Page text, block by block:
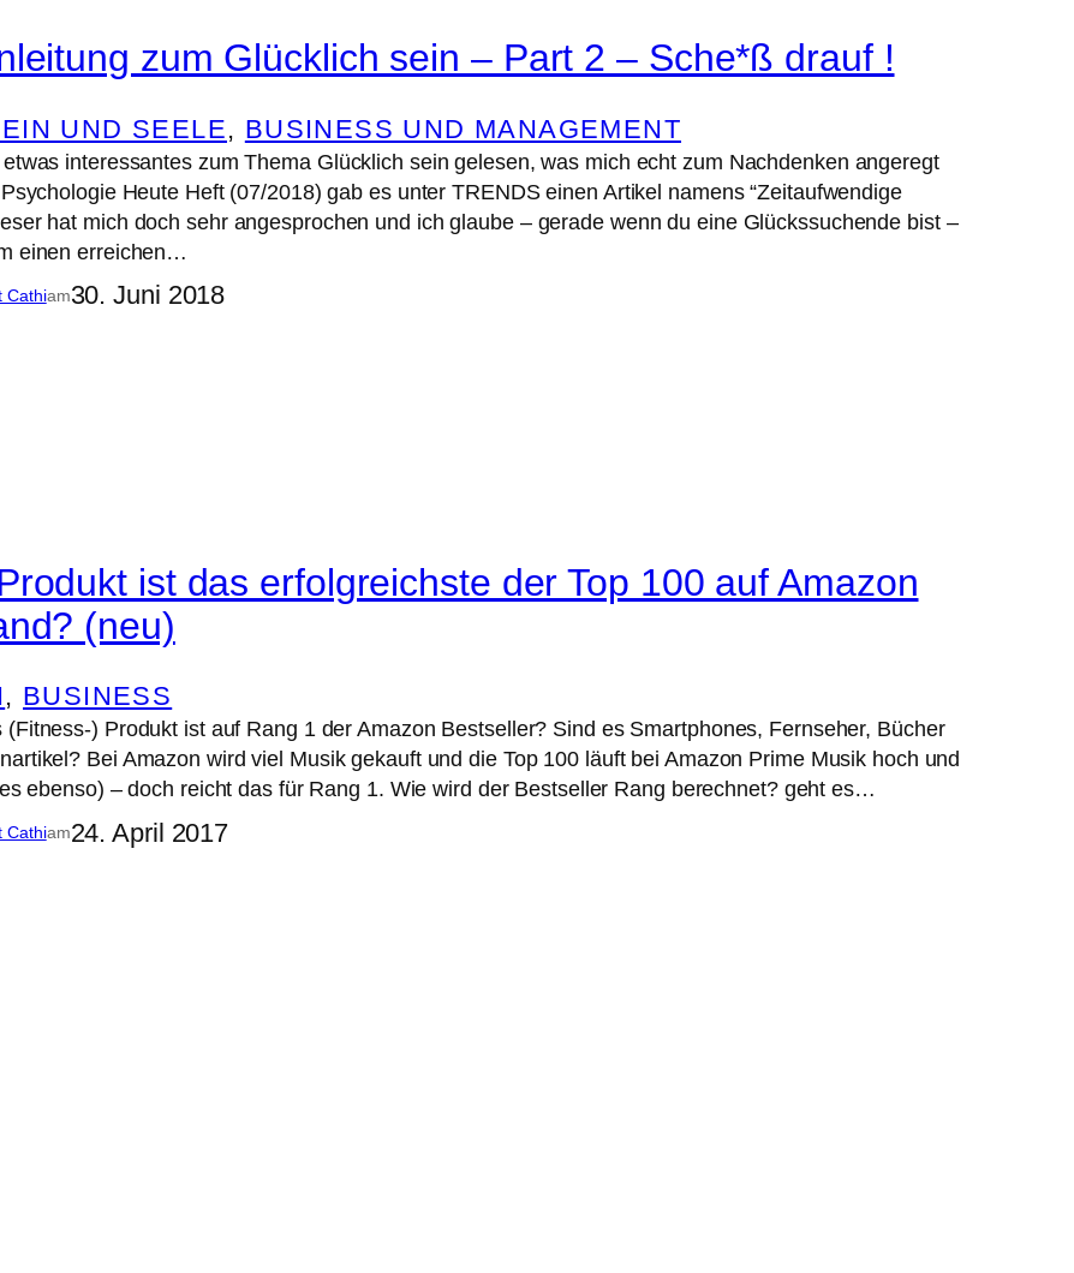
zum Glücklich sein – Part 2 – Sche*ß drauf !
UND SEELE, BUSINESS UND MANAGEMENT
interessantes zum Thema Glücklich sein gelesen, was mich echt zum Nachdenken angeregt
Heute Heft (07/2018) gab es unter TRENDS einen Artikel namens “Zeitaufwendige
hat mich doch sehr angesprochen und ich glaube – gerade wenn du eine Glückssuchende bist –
einen erreichen…
Cathiam30. Juni 2018
ist das erfolgreichste der Top 100 auf Amazon
(neu)
, BUSINESS
(Fitness-) Produkt ist auf Rang 1 der Amazon Bestseller? Sind es Smartphones, Fernseher, Bücher
Bei Amazon wird viel Musik gekauft und die Top 100 läuft bei Amazon Prime Musik hoch und
ebenso) – doch reicht das für Rang 1. Wie wird der Bestseller Rang berechnet? geht es…
Cathiam24. April 2017